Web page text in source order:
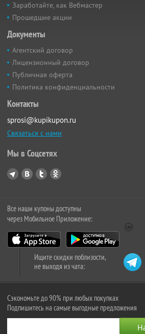
Заработайте, как Вебмастер
Прошедшие акции
Документы
Агентский договор
Лицензионный договор
Публичная оферта
Политика конфиденциальности
Контакты
sprosi@kupikupon.ru
Связаться с нами
Мы в Соцсетях
Все наши купоны доступны
через Мобильное Приложение:
Ищите скидки поблизости,
не выходя из чата:
Сэкономьте до 90% при любых покупках
Подпишитесь на самые выгодные предложения